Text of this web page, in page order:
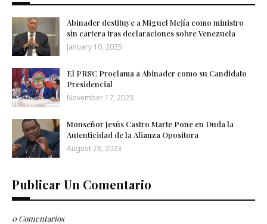
Abinader destituye a Miguel Mejía como ministro
sin cartera tras declaraciones sobre Venezuela
January 10, 2025
El PRSC Proclama a Abinader como su Candidato
Presidencial
November 17, 2023
Monseñor Jesús Castro Marte Pone en Duda la
Autenticidad de la Alianza Opositora
August 28, 2023
Publicar Un Comentario
0 Comentarios